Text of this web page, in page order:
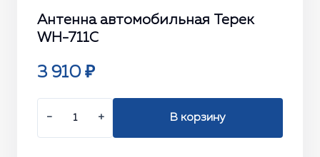
Антенна автомобильная Терек
WH-711С
3 910 ₽
− + В корзину